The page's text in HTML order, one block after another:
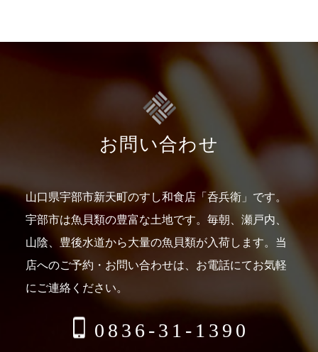
お問い合わせ
山口県宇部市新天町のすし和食店「呑兵衛」です。
宇部市は魚貝類の豊富な土地です。 毎朝、瀬戸内、
山陰、豊後水道から大量の魚貝類が入荷します。 当
店へのご予約・お問い合わせは、お電話にてお気軽
にご連絡ください。
0836-31-1390